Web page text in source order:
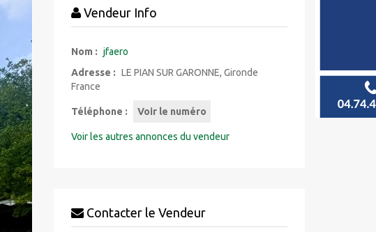
Vendeur Info
Nom : jfaero
Adresse : LE PIAN SUR GARONNE, Gironde
France
Téléphone : Voir le numéro
Voir les autres annonces du vendeur
Contacter le Vendeur